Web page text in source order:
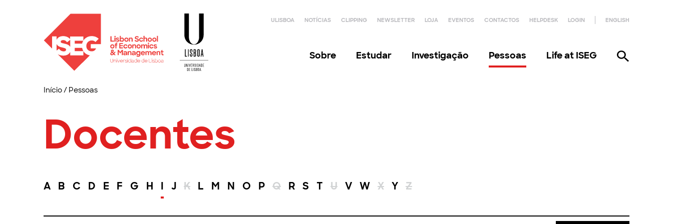
ULISBOA NOTÍCIAS CLIPPING NEWSLETTER LOJA EVENTOS CONTACTOS HELPDESK LOGIN ENGLISH
Sobre Estudar Investigação Pessoas Life at ISEG
Início/ Pessoas
Docentes
A B C D E F G H I J K L M N O P Q R S T U V W X Y Z